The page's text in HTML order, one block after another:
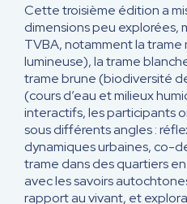
Cette troisième édition a
dimensions peu explorées,
TVBA, notamment la trame
lumineuse), la trame
trame brune (biodiversité
(cours d’eau et milieux
interactifs, les participants
sous différents angles :
dynamiques urbaines, co-
trame dans des quartiers
avec les savoirs
rapport au vivant, et